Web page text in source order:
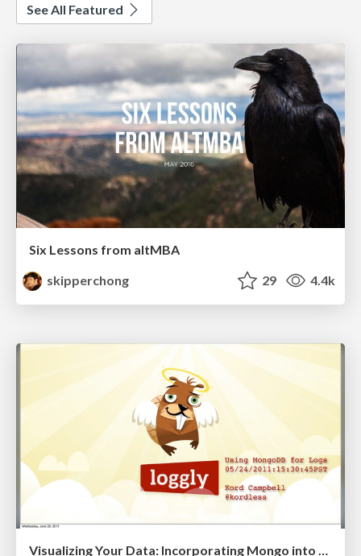
See All Featured
Six Lessons from altMBA
skipperchong
29 4.4k
Visualizing Your Data: Incorporating Mongo into Loggly Infrastructure